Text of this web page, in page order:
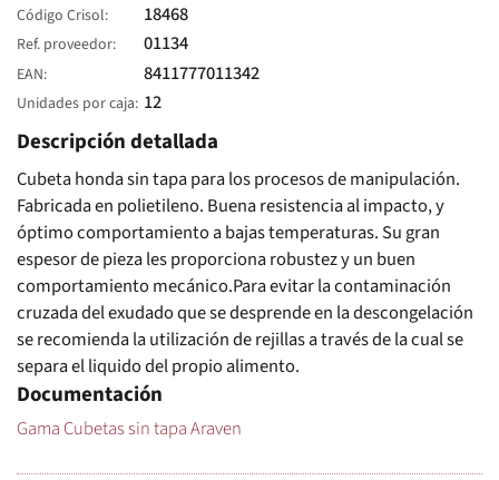
Código Crisol 18468
Ref. proveedor 01134
EAN 8411777011342
Unidades por caja 12
Descripción detallada
Cubeta honda sin tapa para los procesos de manipulación.
Fabricada en polietileno. Buena resistencia al impacto, y
óptimo comportamiento a bajas temperaturas. Su gran
espesor de pieza les proporciona robustez y un buen
comportamiento mecánico.Para evitar la contaminación
cruzada del exudado que se desprende en la descongelación
se recomienda la utilización de rejillas a través de la cual se
separa el liquido del propio alimento.
Documentación
Gama Cubetas sin tapa Araven